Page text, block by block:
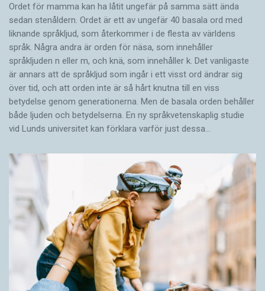
Ordet för mamma kan ha låtit ungefär på samma sätt ända
sedan stenåldern. Ordet är ett av ungefär 40 basala ord med
liknande språkljud, som återkommer i de flesta av världens
språk. Några andra är orden för näsa, som innehåller
språkljuden n eller m, och knä, som innehåller k. Det vanligaste
är annars att de språkljud som ingår i ett visst ord ändrar sig
över tid, och att orden inte är så hårt knutna till en viss
betydelse genom generationerna. Men de basala orden behåller
både ljuden och betydelserna. En ny språkvetenskaplig studie
vid Lunds universitet kan förklara varför just dessa…